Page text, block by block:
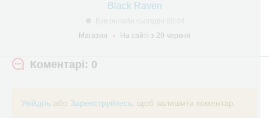
Black Raven
Магазин
На сайті з 29 червня
Коментарі: 0
Увійдіть або Зареєструйтесь , щоб залишити коментар.